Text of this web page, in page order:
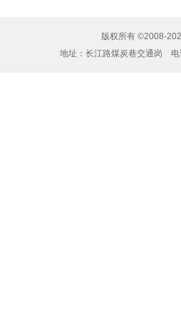
版权所有 ©2008-
地址：长江路煤炭巷交通岗